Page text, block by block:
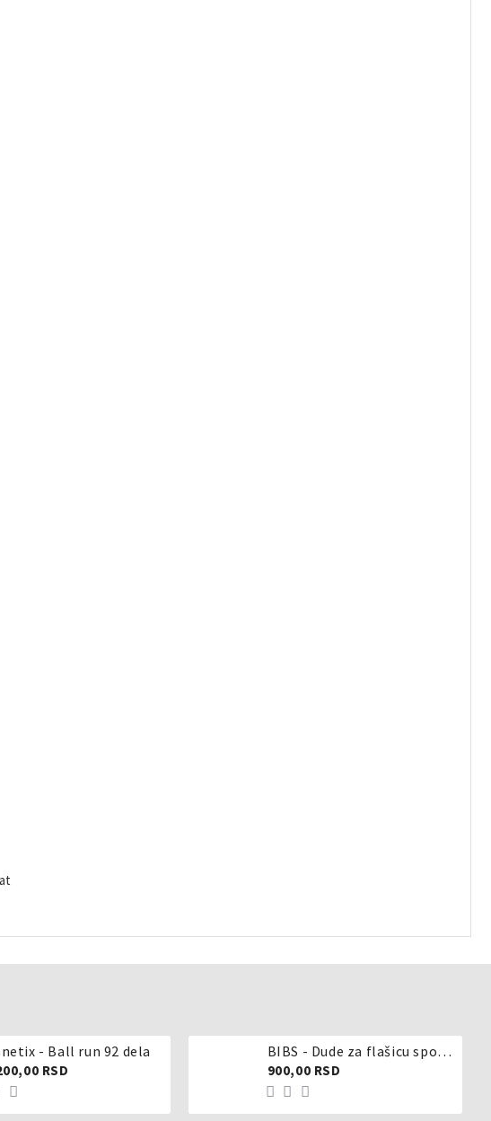
- Ball run 92 dela
RSD
BIBS - Dude za flašicu sporijeg, srednjeg ili brzog protoka - silikon
900,00 RSD